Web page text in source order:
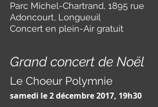
Parc Michel-Chartrand, 1895 rue
Adoncourt, Longueuil
Concert en plein-Air gratuit
Grand concert de Noël
Le Choeur Polymnie
samedi le 2 décembre 2017, 19h30